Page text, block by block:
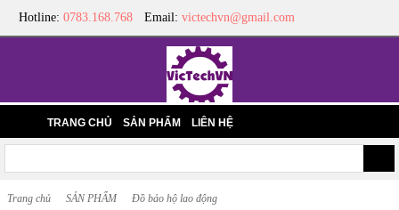
Hotline: 0783.168.768 Email: victechvn@gmail.com
TRANG CHỦ SẢN PHẨM LIÊN HỆ
Trang chủ SẢN PHẨM Đồ bảo hộ lao động